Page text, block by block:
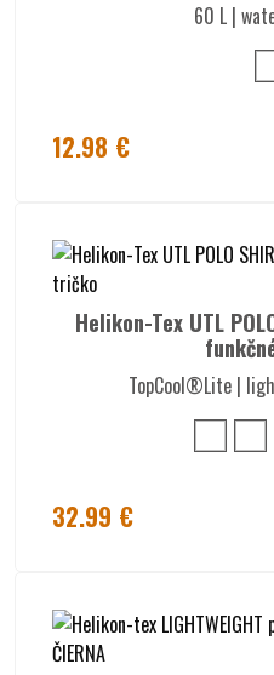
60 L |
12.98 €
Helikon-Tex UTL
TopCool®Lite |
32.99 €